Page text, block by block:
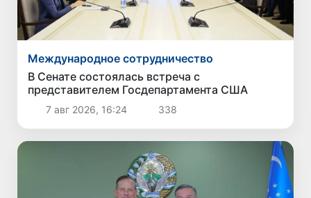
Международное сотрудничество
В Сенате состоялась встреча с
представителем Госдепартамента США
7 авг 2026, 16:24 338